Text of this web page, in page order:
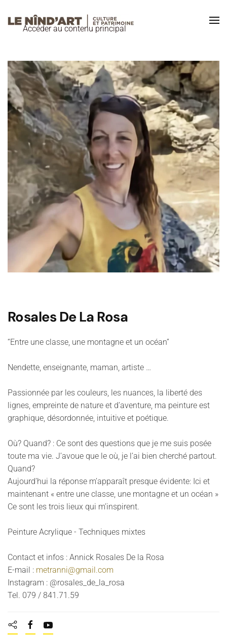
Accéder au contenu principal
Rosales De La Rosa
“Entre une classe, une montagne et un océan”
Nendette, enseignante, maman, artiste …
Passionnée par les couleurs, les nuances, la liberté des
lignes, empreinte de nature et d’aventure, ma peinture est
graphique, désordonnée, intuitive et poétique.
Où? Quand? : Ce sont des questions que je me suis posée
toute ma vie. J’avoue que le où, je l’ai bien cherché partout.
Quand?
Aujourd’hui la réponse m’apparaît presque évidente: Ici et
maintenant « entre une classe, une montagne et un océan »
Ce sont les trois lieux qui m’inspirent.
Peinture Acrylique - Techniques mixtes
Contact et infos : Annick Rosales De la Rosa
E-mail : metranni@gmail.com
Instagram : @rosales_de_la_rosa
Tel. 079 / 841.71.59